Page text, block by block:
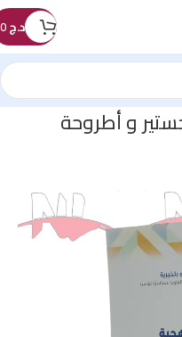
د.ج
و أطروحة